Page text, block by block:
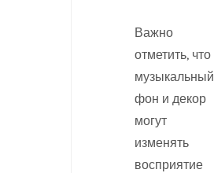
Важно
отметить, что
музыкальный
фон и декор
могут
изменять
восприятие